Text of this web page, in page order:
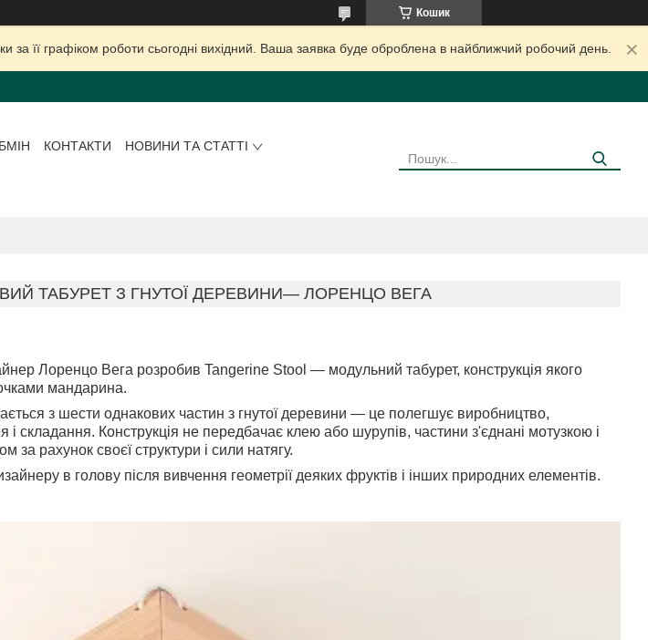
Кошик
її графіком роботи сьогодні вихідний. Ваша заявка буде оброблена в найближчий робочий день.
КОНТАКТИ
НОВИНИ ТА СТАТТІ
ТАБУРЕТ З ГНУТОЇ ДЕРЕВИНИ— ЛОРЕНЦО ВЕГА
Лоренцо Вега розробив Tangerine Stool — модульний табурет, конструкція якого
мандарина.
з шести однакових частин з гнутої деревини — це полегшує виробництво,
і складання. Конструкція не передбачає клею або шурупів, частини з'єднані мотузкою і
за рахунок своєї структури і сили натягу.
в голову після вивчення геометрії деяких фруктів і інших природних елементів.